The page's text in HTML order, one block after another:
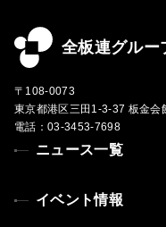
全板連グルー
〒108-0073
東京都港区三田1-3-37 板金会
電話：03-3453-7698
ニュース一覧
イベント情報